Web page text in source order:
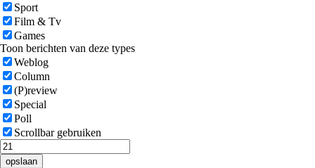
Sport
Film & Tv
Games
Toon berichten van deze types
Weblog
Column
(P)review
Special
Poll
Scrollbar gebruiken
opslaan